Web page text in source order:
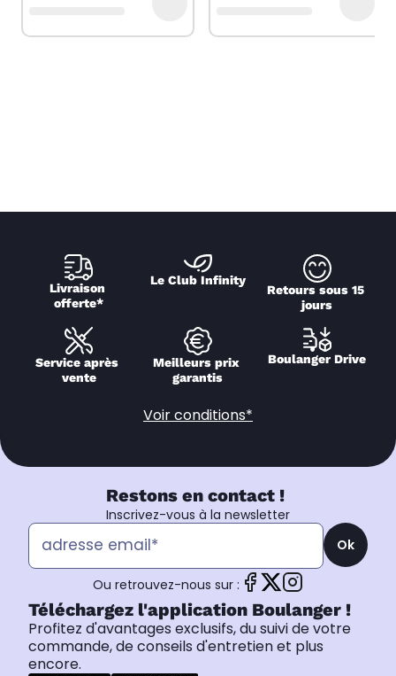
Livraison
offerte*
Le Club Infinity
Retours sous 15
jours
Service après
vente
Meilleurs prix
garantis
Boulanger Drive
Voir conditions*
Restons en contact !
Inscrivez-vous à la newsletter
Ok
Ou retrouvez-nous sur :
Téléchargez l'application Boulanger !
Profitez d'avantages exclusifs, du suivi de votre
commande, de conseils d'entretien et plus
encore.